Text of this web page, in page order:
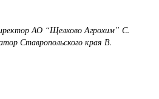
АО “Щелково Агрохим” С.
Ставропольского края В.